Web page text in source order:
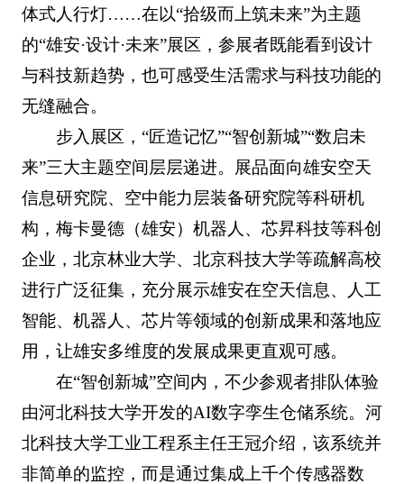
体式人行灯……在以“拾级而上筑未来”为主题
的“雄安·设计·未来”展区，参展者既能看到设计
与科技新趋势，也可感受生活需求与科技功能的
无缝融合。
步入展区，“匠造记忆”“智创新城”“数启未
来”三大主题空间层层递进。展品面向雄安空天
信息研究院、空中能力层装备研究院等科研机
构，梅卡曼德（雄安）机器人、芯昇科技等科创
企业，北京林业大学、北京科技大学等疏解高校
进行广泛征集，充分展示雄安在空天信息、人工
智能、机器人、芯片等领域的创新成果和落地应
用，让雄安多维度的发展成果更直观可感。
在“智创新城”空间内，不少参观者排队体验
由河北科技大学开发的AI数字孪生仓储系统。河
北科技大学工业工程系主任王冠介绍，该系统并
非简单的监控，而是通过集成上千个传感器数